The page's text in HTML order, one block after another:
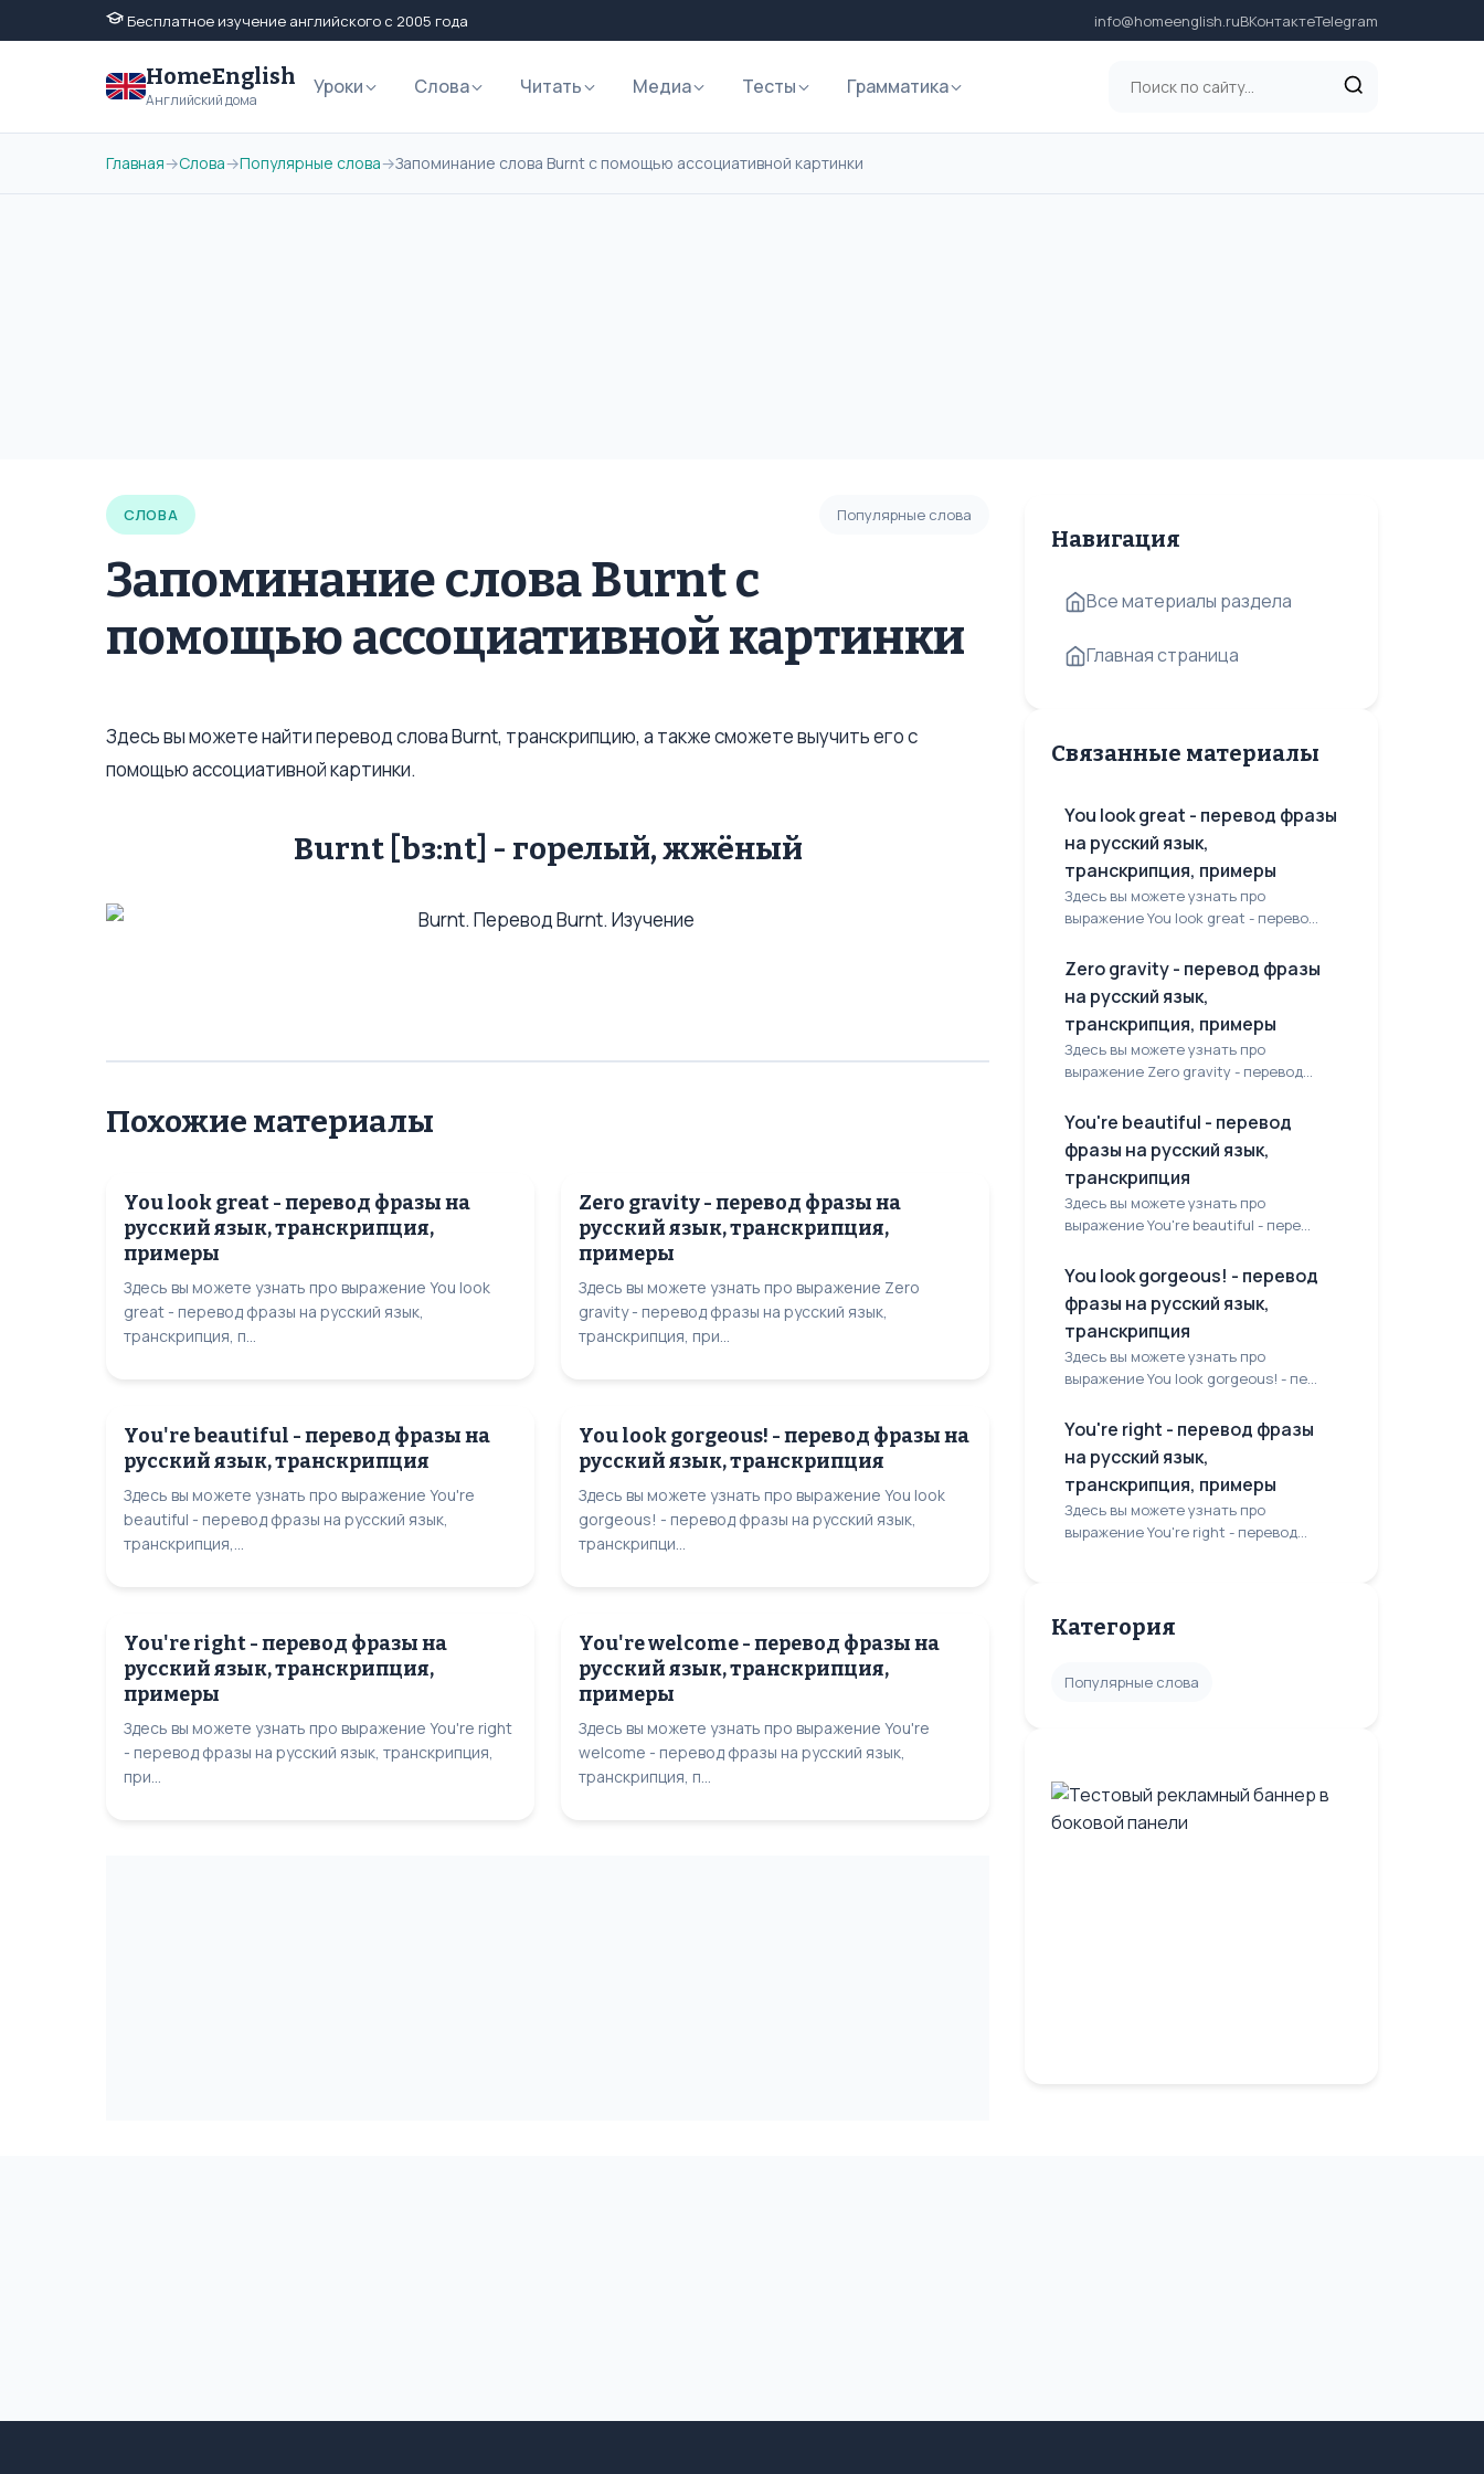
Бесплатное изучение английского с 2005 года info@homeenglish.ruВКонтактеTelegram
HomeEnglish
Английский дома
Уроки Слова Читать Медиа Тесты Грамматика
Главная→Слова→Популярные слова→Запоминание слова Burnt с помощью ассоциативной картинки
СЛОВА Популярные слова
Запоминание слова Burnt с
помощью ассоциативной картинки
Здесь вы можете найти перевод слова Burnt, транскрипцию, а также сможете выучить его с
помощью ассоциативной картинки.
Burnt [bз:nt] - горелый, жжёный
Похожие материалы
You look great - перевод фразы на
русский язык, транскрипция,
примеры
Здесь вы можете узнать про выражение You look
great - перевод фразы на русский язык,
транскрипция, п...
Zero gravity - перевод фразы на
русский язык, транскрипция,
примеры
Здесь вы можете узнать про выражение Zero
gravity - перевод фразы на русский язык,
транскрипция, при...
You're beautiful - перевод фразы на
русский язык, транскрипция
Здесь вы можете узнать про выражение You're
beautiful - перевод фразы на русский язык,
транскрипция,...
You look gorgeous! - перевод фразы на
русский язык, транскрипция
Здесь вы можете узнать про выражение You look
gorgeous! - перевод фразы на русский язык,
транскрипци...
You're right - перевод фразы на
русский язык, транскрипция,
примеры
Здесь вы можете узнать про выражение You're right
- перевод фразы на русский язык, транскрипция,
при...
You're welcome - перевод фразы на
русский язык, транскрипция,
примеры
Здесь вы можете узнать про выражение You're
welcome - перевод фразы на русский язык,
транскрипция, п...
Навигация
Все материалы раздела
Главная страница
Связанные материалы
You look great - перевод фразы
на русский язык,
транскрипция, примеры
Здесь вы можете узнать про
выражение You look great - перево...
Zero gravity - перевод фразы
на русский язык,
транскрипция, примеры
Здесь вы можете узнать про
выражение Zero gravity - перевод...
You're beautiful - перевод
фразы на русский язык,
транскрипция
Здесь вы можете узнать про
выражение You're beautiful - пере...
You look gorgeous! - перевод
фразы на русский язык,
транскрипция
Здесь вы можете узнать про
выражение You look gorgeous! - пе...
You're right - перевод фразы
на русский язык,
транскрипция, примеры
Здесь вы можете узнать про
выражение You're right - перевод...
Категория
Популярные слова